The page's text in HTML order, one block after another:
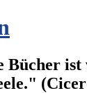
Bücher ist